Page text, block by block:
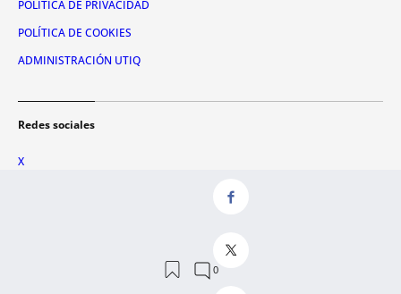
POLÍTICA DE PRIVACIDAD
POLÍTICA DE COOKIES
ADMINISTRACIÓN UTIQ
Redes sociales
X